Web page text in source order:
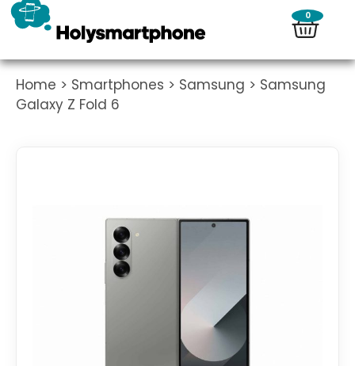
0
Home > Smartphones > Samsung > Samsung
Galaxy Z Fold 6